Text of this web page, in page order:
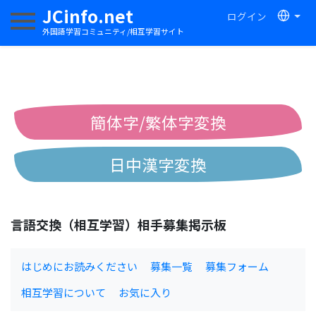
JCinfo.net
外国語学習コミュニティ/相互学習サイト
ログイン
ナビゲーションを切り替える
簡体字/繁体字変換
日中漢字変換
言語交換（相互学習）相手募集掲示板
はじめにお読みください 募集一覧
募集フォーム
相互学習について
お気に入り